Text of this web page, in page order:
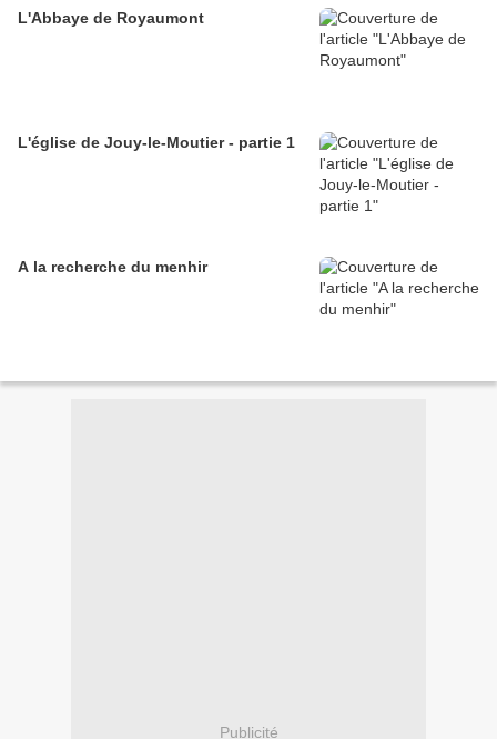
L'Abbaye de Royaumont
L'église de Jouy-le-Moutier - partie 1
A la recherche du menhir
Publicité